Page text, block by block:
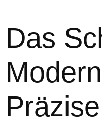
Das